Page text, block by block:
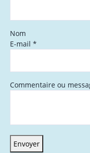
Nom
E-mail *
Commentaire ou
Envoyer